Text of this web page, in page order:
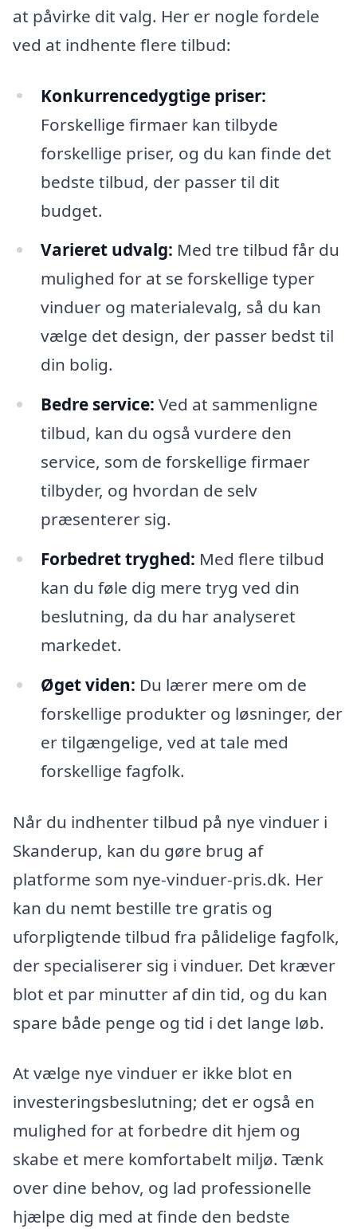
at påvirke dit valg. Her er nogle fordele
ved at indhente flere tilbud:
Konkurrencedygtige priser:
Forskellige firmaer kan tilbyde
forskellige priser, og du kan finde det
bedste tilbud, der passer til dit
budget.
Varieret udvalg: Med tre tilbud får du
mulighed for at se forskellige typer
vinduer og materialevalg, så du kan
vælge det design, der passer bedst til
din bolig.
Bedre service: Ved at sammenligne
tilbud, kan du også vurdere den
service, som de forskellige firmaer
tilbyder, og hvordan de selv
præsenterer sig.
Forbedret tryghed: Med flere tilbud
kan du føle dig mere tryg ved din
beslutning, da du har analyseret
markedet.
Øget viden: Du lærer mere om de
forskellige produkter og løsninger, der
er tilgængelige, ved at tale med
forskellige fagfolk.
Når du indhenter tilbud på nye vinduer i
Skanderup, kan du gøre brug af
platforme som nye-vinduer-pris.dk. Her
kan du nemt bestille tre gratis og
uforpligtende tilbud fra pålidelige fagfolk,
der specialiserer sig i vinduer. Det kræver
blot et par minutter af din tid, og du kan
spare både penge og tid i det lange løb.
At vælge nye vinduer er ikke blot en
investeringsbeslutning; det er også en
mulighed for at forbedre dit hjem og
skabe et mere komfortabelt miljø. Tænk
over dine behov, og lad professionelle
hjælpe dig med at finde den bedste